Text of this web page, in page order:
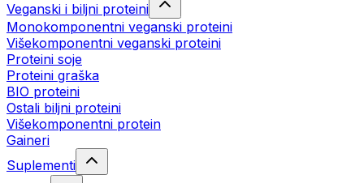
Veganski i biljni proteini
Monokomponentni veganski proteini
Višekomponentni veganski proteini
Proteini soje
Proteini graška
BIO proteini
Ostali biljni proteini
Višekomponentni protein
Gaineri
Suplementi